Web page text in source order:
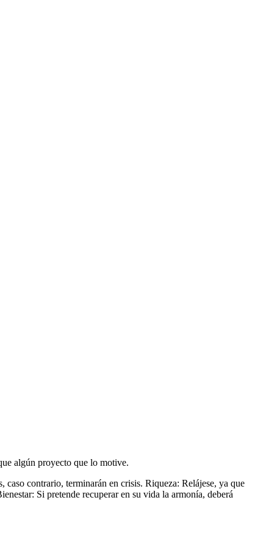
algún proyecto que lo motive.
caso contrario, terminarán en crisis. Riqueza: Relájese, ya que
Si pretende recuperar en su vida la armonía, deberá